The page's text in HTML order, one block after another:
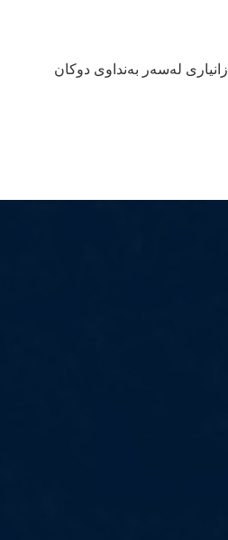
زانیاری لەسەر بەنداوی دوكان